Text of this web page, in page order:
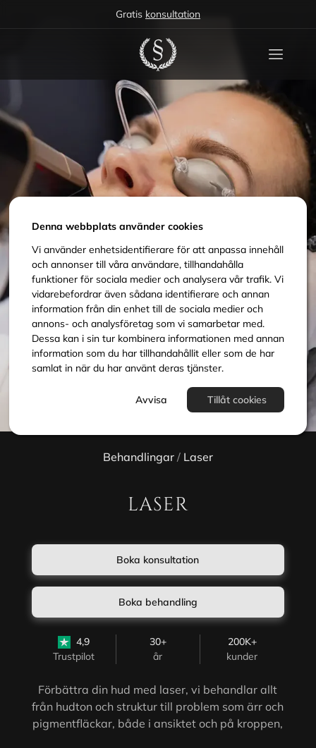
Gratis konsultation
Denna webbplats använder cookies
Vi använder enhetsidentifierare för att anpassa innehåll
och annonser till våra användare, tillhandahålla
funktioner för sociala medier och analysera vår trafik. Vi
vidarebefordrar även sådana identifierare och annan
information från din enhet till de sociala medier och
annons- och analysföretag som vi samarbetar med.
Dessa kan i sin tur kombinera informationen med annan
information som du har tillhandahållit eller som de har
samlat in när du har använt deras tjänster.
Avvisa Tillåt cookies
Behandlingar/ Laser
LASER
Boka konsultation
Boka behandling
4,9
Trustpilot
30+
år
200K+
kunder
Förbättra din hud med laser, vi behandlar allt
från hudton och struktur till problem som ärr och
pigmentfläckar, både i ansiktet och på kroppen,